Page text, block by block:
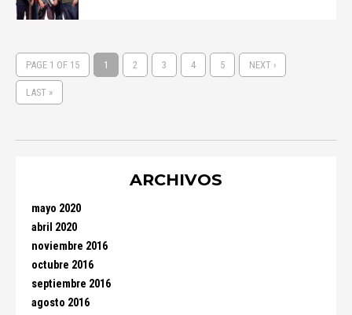
PAGE 1 OF 15 1 2 3 4 5 NEXT ›
LAST »
ARCHIVOS
mayo 2020
abril 2020
noviembre 2016
octubre 2016
septiembre 2016
agosto 2016